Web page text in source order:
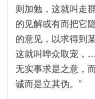
则加勉，这就叫走
的见解或有而把它
的意见，以求得到
这就叫哗众取宠，
无实事求是之意，
诚而是立其伪。”